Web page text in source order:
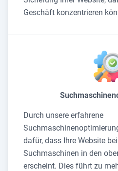
Geschäft konzentrieren
Durch unsere erfahrene
dafür, dass Ihre Website
Suchmaschinen in den
erscheint. Dies führt zu